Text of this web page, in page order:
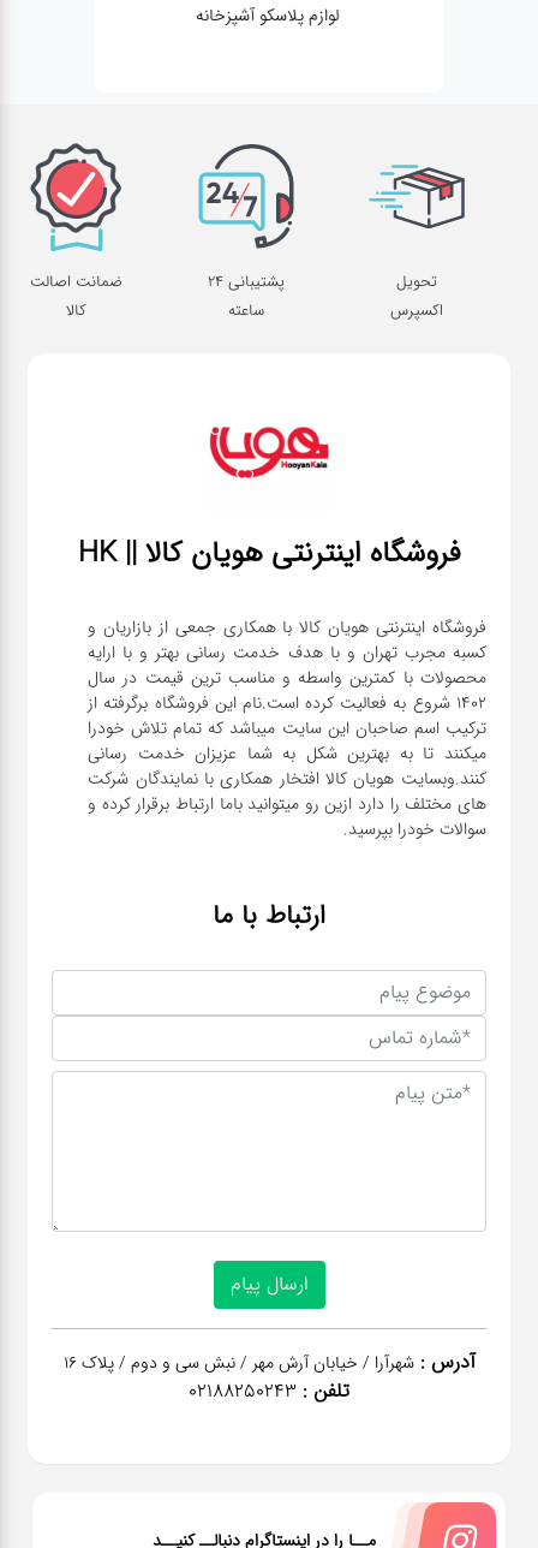
لوازم پلاسکو آشپزخانه
تحویل
اکسپرس
پشتیبانی 24
ساعته
ضمانت اصالت
کالا
فروشگاه اینترنتی هویان کالا || HK
فروشگاه اینترنتی هویان کالا با همکاری جمعی از بازاریان و
کسبه مجرب تهران و با هدف خدمت رسانی بهتر و با ارایه
محصولات با کمترین واسطه و مناسب ترین قیمت در سال
1402 شروع به فعالیت کرده است.نام این فروشگاه برگرفته از
ترکیب اسم صاحبان این سایت میباشد که تمام تلاش خودرا
میکنند تا به بهترین شکل به شما عزیزان خدمت رسانی
کنند.وبسایت هویان کالا افتخار همکاری با نمایندگان شرکت
های مختلف را دارد ازین رو میتوانید باما ارتباط برقرار کرده و
سوالات خودرا بپرسید.
ارتباط با ما
آدرس : شهرآرا / خیابان آرش مهر / نبش سی و دوم / پلاک 16
تلفن : 02188250243
مــا را در اینستاگرام دنبالــ کنیــد